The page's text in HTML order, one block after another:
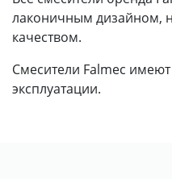
лаконичным дизайном,
качеством.
Смесители Falmec
эксплуатации.